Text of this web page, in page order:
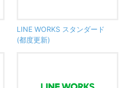
LINE WORKS スタンダード
(都度更新)